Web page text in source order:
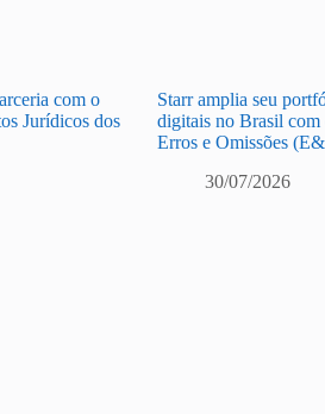
com o
Jurídicos dos
Starr amplia seu
digitais no Brasil com
Erros e Omissões
30/07/2026